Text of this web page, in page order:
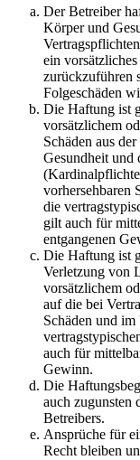
Der Betreiber
Körper und
ein
zurückzuführen
Folgeschäden
Die Haftung ist
vorsätzlichem
Schäden aus
Gesundheit und
vorhersehbaren
die
gilt auch für
entgangenen
Die Haftung ist
Verletzung von
vorsätzlichem
auf die bei
Schäden und
auch für
Gewinn.
Die
auch zugunsten
Betreibers.
Ansprüche für
Recht bleiben